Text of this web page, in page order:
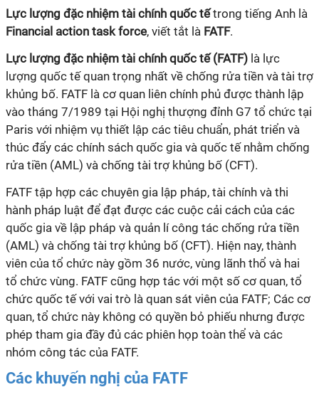
Lực lượng đặc nhiệm tài chính quốc tếtrong tiếng Anh là
Financial action task force, viết tắt là FATF.
Lực lượng đặc nhiệm tài chính quốc tế (FATF) là lực
lượng quốc tế quan trọng nhất về chống rửa tiền và tài trợ
khủng bố. FATF là cơ quan liên chính phủ được thành lập
vào tháng 7/1989 tại Hội nghị thượng đỉnh G7 tổ chức tại
Paris với nhiệm vụ thiết lập các tiêu chuẩn, phát triển và
thúc đẩy các chính sách quốc gia và quốc tế nhằm chống
rửa tiền (AML) và chống tài trợ khủng bố (CFT).
FATF tập hợp các chuyên gia lập pháp, tài chính và thi
hành pháp luật để đạt được các cuộc cải cách của các
quốc gia về lập pháp và quản lícông tác chống rửa tiền
(AML) và chống tài trợ khủng bố (CFT). Hiện nay, thành
viên của tổ chức này gồm 36 nước, vùng lãnh thổ và hai
tổ chức vùng. FATF cũng hợp tác với một số cơ quan, tổ
chức quốc tế với vai trò là quan sát viên của FATF; Các cơ
quan, tổ chức này không có quyền bỏ phiếu nhưng được
phép tham gia đầy đủ các phiên họp toàn thể và các
nhóm công tác của FATF.
Các khuyến nghị của FATF